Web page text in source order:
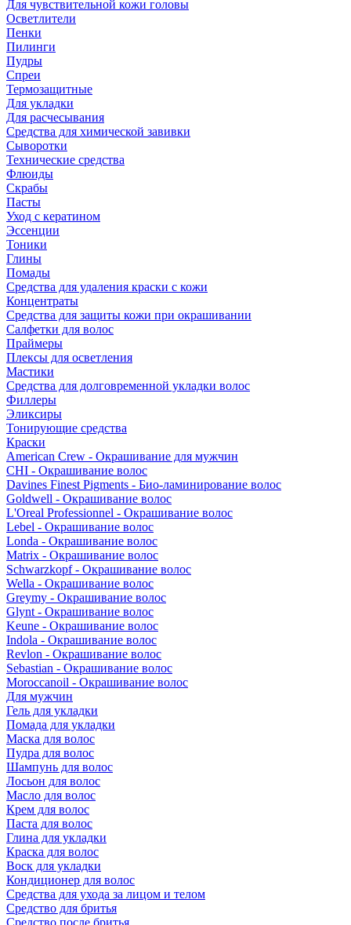
Для чувствительной кожи головы
Осветлители
Пенки
Пилинги
Пудры
Спреи
Термозащитные
Для укладки
Для расчесывания
Средства для химической завивки
Сыворотки
Технические средства
Флюиды
Скрабы
Пасты
Уход с кератином
Эссенции
Тоники
Глины
Помады
Средства для удаления краски с кожи
Концентраты
Средства для защиты кожи при окрашивании
Салфетки для волос
Праймеры
Плексы для осветления
Мастики
Средства для долговременной укладки волос
Филлеры
Эликсиры
Тонирующие средства
Краски
American Crew - Окрашивание для мужчин
CHI - Окрашивание волос
Davines Finest Pigments - Био-ламинирование волос
Goldwell - Окрашивание волос
L'Oreal Professionnel - Окрашивание волос
Lebel - Окрашивание волос
Londa - Окрашивание волос
Matrix - Окрашивание волос
Schwarzkopf - Окрашивание волос
Wella - Окрашивание волос
Greymy - Окрашивание волос
Glynt - Окрашивание волос
Keune - Окрашивание волос
Indola - Окрашивание волос
Revlon - Окрашивание волос
Sebastian - Окрашивание волос
Moroccanoil - Окрашивание волос
Для мужчин
Гель для укладки
Помада для укладки
Маска для волос
Пудра для волос
Шампунь для волос
Лосьон для волос
Масло для волос
Крем для волос
Паста для волос
Глина для укладки
Краска для волос
Воск для укладки
Кондиционер для волос
Средства для ухода за лицом и телом
Средство для бритья
Средство после бритья